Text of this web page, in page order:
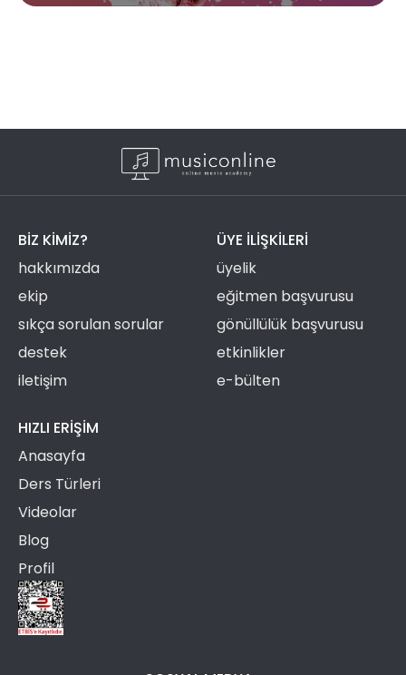
BIZ KIMIZ?
hakkımızda
ekip
sıkça sorulan sorular
destek
iletişim
ÜYE ILIŞKILERI
üyelik
eğitmen başvurusu
gönüllülük başvurusu
etkinlikler
e-bülten
HIZLI ERIŞIM
Anasayfa
Ders Türleri
Videolar
Blog
Profil